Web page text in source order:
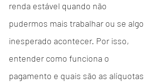
renda estável quando não
pudermos mais trabalhar ou se algo
inesperado acontecer. Por isso,
entender como funciona o
pagamento e quais são as alíquotas